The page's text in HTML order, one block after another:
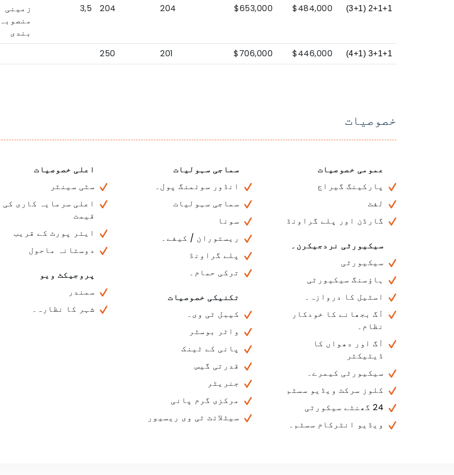
2+1+1 (3+1)
$484,000
$653,000
204
204
3,5
زمینی
منصوبہ
بندی
3+1+1 (4+1)
$446,000
$706,000
201
250
خصوصیات
عمومی خصوصیات
پارکینگ گیراج
لفٹ
گارڈن اور پلے گراونڈ
سیکیورٹی نردجیکرن۔
سیکیورٹی
ہاؤسنگ سیکیورٹی
اسٹیل کا دروازہ۔
آگ بجھانے کا خودکار
نظام۔
آگ اور دھواں کا
ڈیٹیکٹر
سیکیورٹی کیمرے۔
کلوز سرکٹ ویڈیو سسٹم
24 گھنٹے سیکورٹی
ویڈیو انٹرکام سسٹم۔
سماجی سہولیات
انڈور سوئمنگ پول۔
سماجی سہولیات
سونا
ریستوران / کیفے۔
پلے گراونڈ
ترکی حمام۔
تکنیکی خصوصیات
کیبل ٹی وی۔
واٹر بوسٹر
پانی کے ٹینک
قدرتی گیس
جنریٹر
مرکزی گرم پانی
سیٹلائٹ ٹی وی ریسیور
اعلی خصوصیات
سٹی سینٹر
اعلی سرمایہ کاری کی
قیمت
ایئر پورٹ کے قریب
دوستانہ ماحول
پروجیکٹ ویو
سمندر
شہر کا نظارہ۔